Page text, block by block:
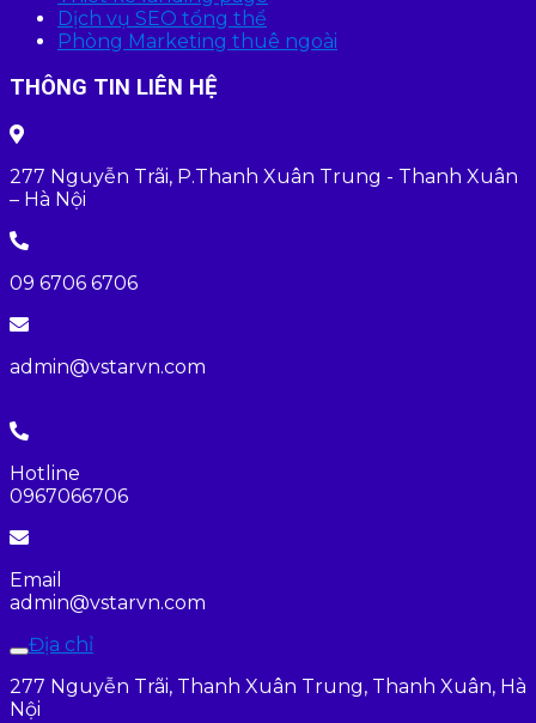
Dịch vụ SEO tổng thể
Phòng Marketing thuê ngoài
THÔNG TIN LIÊN HỆ
277 Nguyễn Trãi, P.Thanh Xuân Trung - Thanh Xuân
– Hà Nội
09 6706 6706
admin@vstarvn.com
Hotline
0967066706
Email
admin@vstarvn.com
Địa chỉ
277 Nguyễn Trãi, Thanh Xuân Trung, Thanh Xuân, Hà
Nội